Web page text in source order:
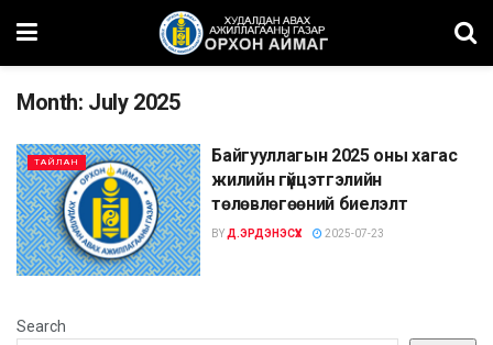
Month: July 2025
ТАЙЛАН
Байгууллагын 2025 оны хагас
жилийн гүйцэтгэлийн
төлөвлөгөөний биелэлт
BY Д.ЭРДЭНЭСҮХ 2025-07-23
Search